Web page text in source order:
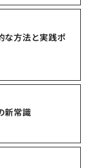
な方法と実践ポ
新常識